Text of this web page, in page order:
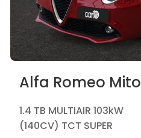
Alfa Romeo Mito
1.4 TB MULTIAIR 103kW
(140CV) TCT SUPER